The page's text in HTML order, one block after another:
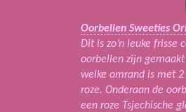
Oorbellen Sweeties
Dit is zo’n leuke
oorbellen zijn
welke omrand is met
roze. Onderaan de
een roze Tsjechische